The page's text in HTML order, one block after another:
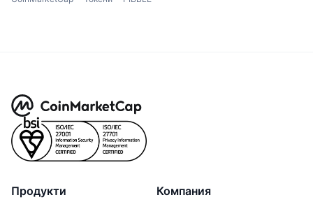
Продукти Компания